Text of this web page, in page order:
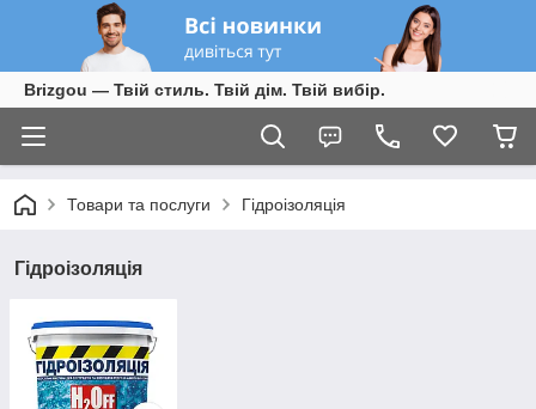
Brizgou — Твій стиль. Твій дім. Твій вибір.
Товари та послуги Гідроізоляція
Гідроізоляція